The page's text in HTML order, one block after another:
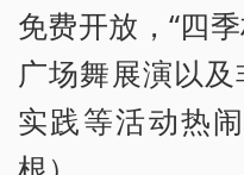
免费开放，“四季
广场舞展演以
实践等活动热